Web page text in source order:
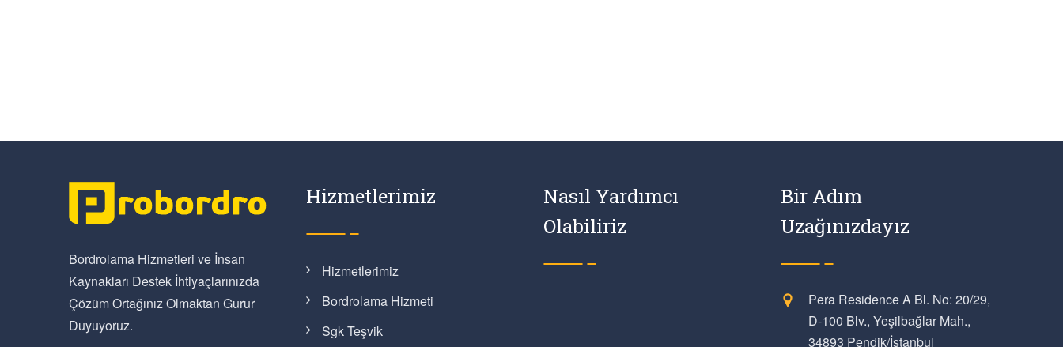
Bordrolama Hizmetleri ve İnsan
Kaynakları Destek İhtiyaçlarınızda
Çözüm Ortağınız Olmaktan Gurur
Duyuyoruz.
Hizmetlerimiz
Hizmetlerimiz
Bordrolama Hizmeti
Sgk Teşvik
Nasıl Yardımcı
Olabiliriz
Bir Adım
Uzağınızdayız
Pera Residence A Bl. No: 20/29,
D-100 Blv., Yeşilbağlar Mah.,
34893 Pendik/İstanbul